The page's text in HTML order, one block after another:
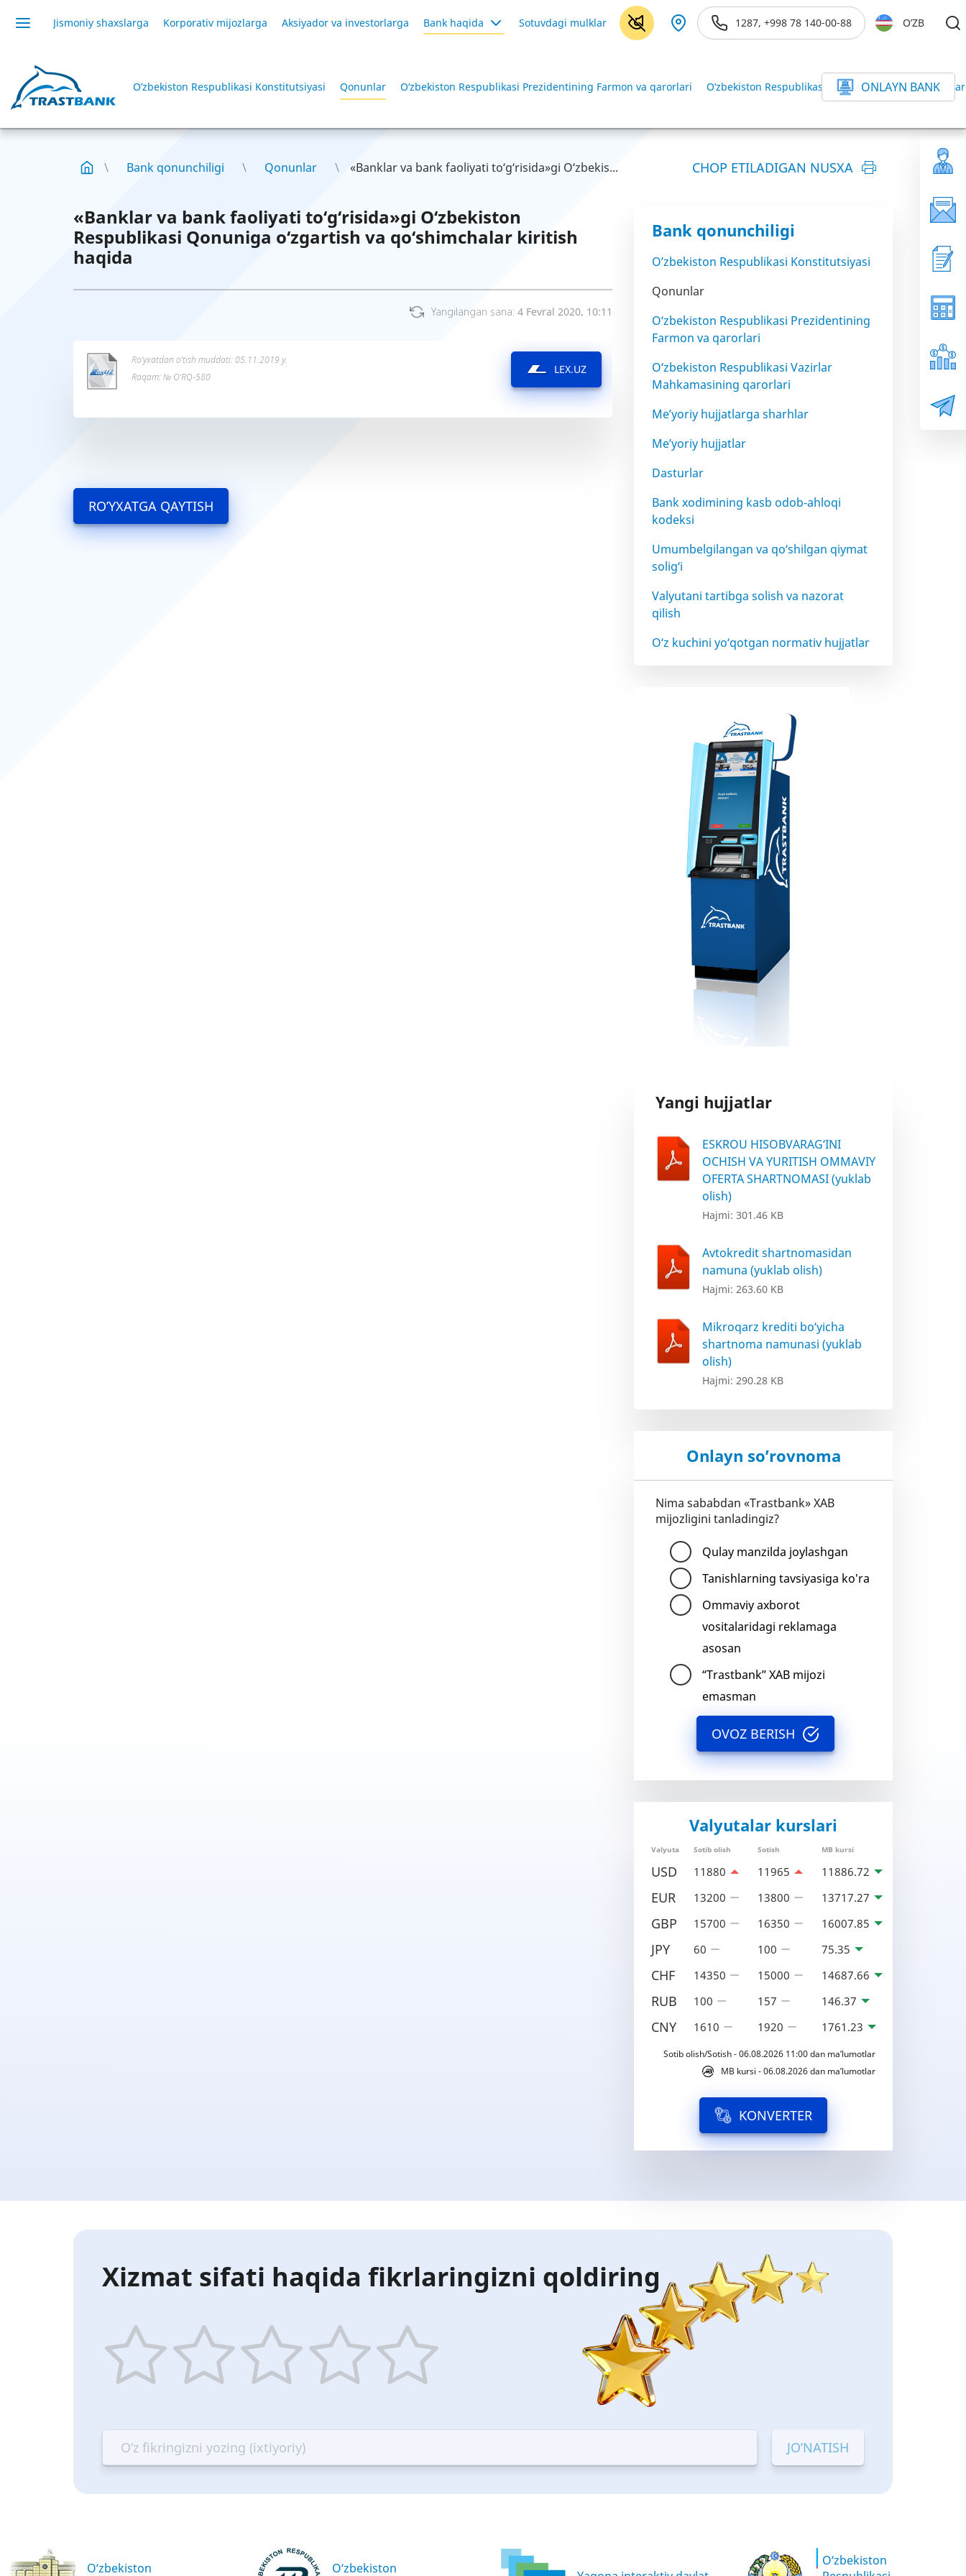
Jismoniy shaxslarga Korporativ mijozlarga Aksiyador va investorlarga Bank haqida Sotuvdagi mulklar 1287, +998 78 140-00-88 O’ZB
O’zbekiston Respublikasi Konstitutsiyasi Qonunlar O‘zbekiston Respublikasi Prezidentining Farmon va qarorlari O‘zbekiston Respublikasi Vazirlar Mahkamasining
ONLAYN BANK
Bank qonunchiligi Qonunlar «Banklar va bank faoliyati to‘g‘risida»gi O‘zbekis... CHOP ETILADIGAN NUSXA
«Banklar va bank faoliyati to‘g‘risida»gi O‘zbekiston
Respublikasi Qonuniga o‘zgartish va qo‘shimchalar kiritish
haqida
Yangilangan sana: 4 Fevral 2020, 10:11
Ro’yxatdan o’tish muddati: 05.11.2019 y.
Raqam: № O‘RQ-580
LEX.UZ
RO’YXATGA QAYTISH
Bank qonunchiligi
O’zbekiston Respublikasi Konstitutsiyasi
Qonunlar
O‘zbekiston Respublikasi Prezidentining
Farmon va qarorlari
O‘zbekiston Respublikasi Vazirlar
Mahkamasining qarorlari
Me’yoriy hujjatlarga sharhlar
Me’yoriy hujjatlar
Dasturlar
Bank xodimining kasb odob-ahloqi
kodeksi
Umumbelgilangan va qo‘shilgan qiymat
solig‘i
Valyutani tartibga solish va nazorat
qilish
O‘z kuchini yo‘qotgan normativ hujjatlar
Yangi hujjatlar
ESKROU HISOBVARAG‘INI
OCHISH VA YURITISH OMMAVIY
OFERTA SHARTNOMASI (yuklab
olish)
Hajmi: 301.46 KB
Avtokredit shartnomasidan
namuna (yuklab olish)
Hajmi: 263.60 KB
Mikroqarz krediti bo‘yicha
shartnoma namunasi (yuklab
olish)
Hajmi: 290.28 KB
Onlayn so’rovnoma
Nima sababdan «Trastbank» XAB
mijozligini tanladingiz?
Qulay manzilda joylashgan
Tanishlarning tavsiyasiga ko'ra
Ommaviy axborot
vositalaridagi reklamaga
asosan
“Trastbank” XAB mijozi
emasman
OVOZ BERISH
Valyutalar kurslari
Valyuta Sotib olish Sotish MB kursi
USD 11880 11965 11886.72
EUR 13200 13800 13717.27
GBP 15700 16350 16007.85
JPY 60 100 75.35
CHF 14350 15000 14687.66
RUB 100 157 146.37
CNY 1610 1920 1761.23
Sotib olish/Sotish - 06.08.2026 11:00 dan ma’lumotlar
MB kursi - 06.08.2026 dan ma’lumotlar
KONVERTER
Xizmat sifati haqida fikrlaringizni qoldiring
Terrible
Bad
OK
O‘zbekiston O‘zbekiston
O‘zbekiston